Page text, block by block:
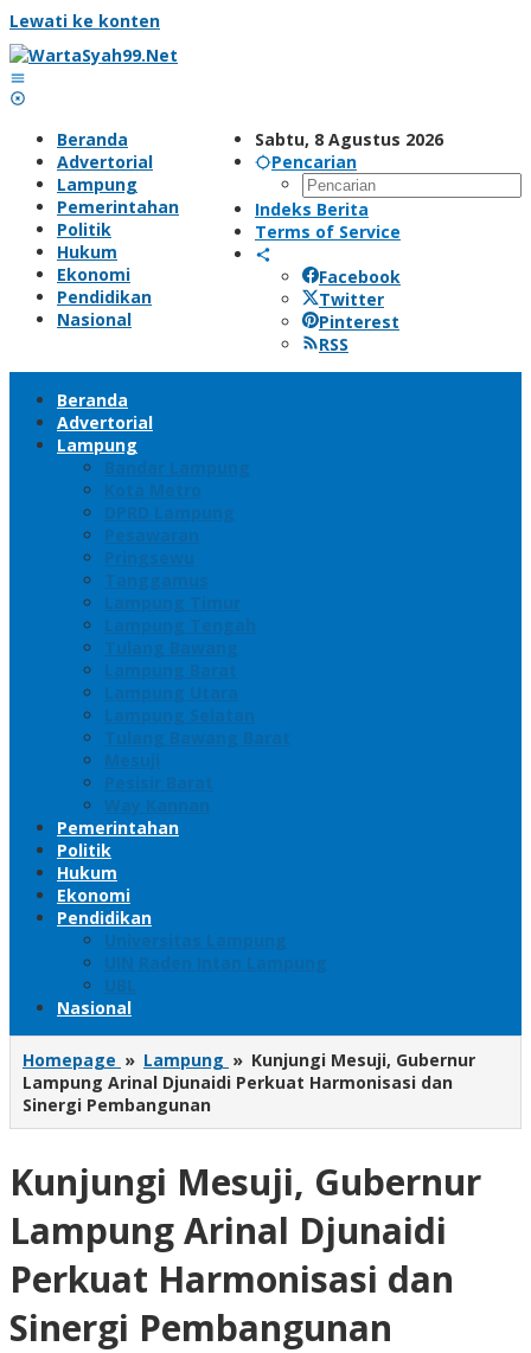
Lewati ke konten
Sabtu, 8 Agustus 2026
Pencarian
Indeks Berita
Terms of Service
Facebook
Twitter
Pinterest
RSS
Beranda
Advertorial
Lampung
Pemerintahan
Politik
Hukum
Ekonomi
Pendidikan
Nasional
Beranda
Advertorial
Lampung
Bandar Lampung
Kota Metro
DPRD Lampung
Pesawaran
Pringsewu
Tanggamus
Lampung Timur
Lampung Tengah
Tulang Bawang
Lampung Barat
Lampung Utara
Lampung Selatan
Tulang Bawang Barat
Mesuji
Pesisir Barat
Way Kannan
Pemerintahan
Politik
Hukum
Ekonomi
Pendidikan
Universitas Lampung
UIN Raden Intan Lampung
UBL
Nasional
Homepage » Lampung » Kunjungi Mesuji, Gubernur
Lampung Arinal Djunaidi Perkuat Harmonisasi dan
Sinergi Pembangunan
Kunjungi Mesuji, Gubernur
Lampung Arinal Djunaidi
Perkuat Harmonisasi dan
Sinergi Pembangunan